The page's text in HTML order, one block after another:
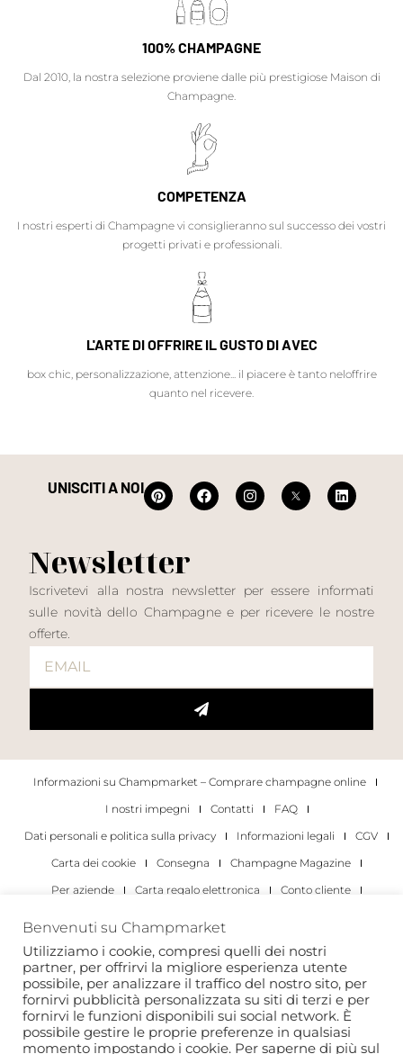
100% CHAMPAGNE
Dal 2010, la nostra selezione proviene dalle più prestigiose Maison di
Champagne.
COMPETENZA
I nostri esperti di Champagne vi consiglieranno sul successo dei vostri
progetti privati e professionali.
L'ARTE DI OFFRIRE IL GUSTO DI AVEC
box chic, personalizzazione, attenzione... il piacere è tanto neloffrire
quanto nel ricevere.
UNISCITI A NOI
Newsletter
Iscrivetevi alla nostra newsletter per essere informati
sulle novità dello Champagne e per ricevere le nostre
offerte.
Informazioni su Champmarket – Comprare champagne online
I nostri impegni
Contatti
FAQ
Dati personali e politica sulla privacy
Informazioni legali
CGV
Carta dei cookie
Consegna
Champagne Magazine
Per aziende
Carta regalo elettronica
Conto cliente
Per gli individui
Per le aziende
Copyright 2022 © tutti i diritti riservati. Champmarket.
Benvenuti su Champmarket
Utilizziamo i cookie, compresi quelli dei nostri
partner, per offrirvi la migliore esperienza utente
possibile, per analizzare il traffico del nostro sito, per
fornirvi pubblicità personalizzata su siti di terzi e per
fornirvi le funzioni disponibili sui social network. È
possibile gestire le proprie preferenze in qualsiasi
momento impostando i cookie. Per saperne di più sul